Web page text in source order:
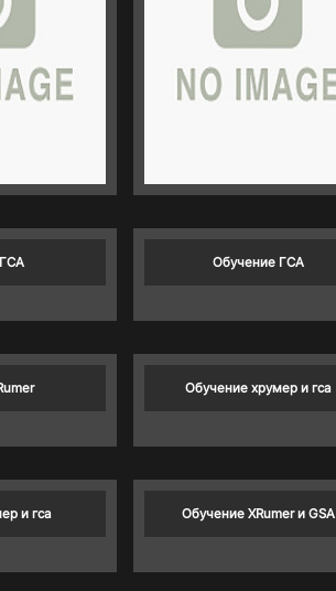
Обучение ГСА
Обучение хрумер и гса
и гса Обучение XRumer и GSA